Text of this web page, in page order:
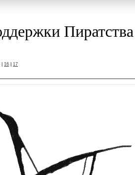
Пиратства
16 17